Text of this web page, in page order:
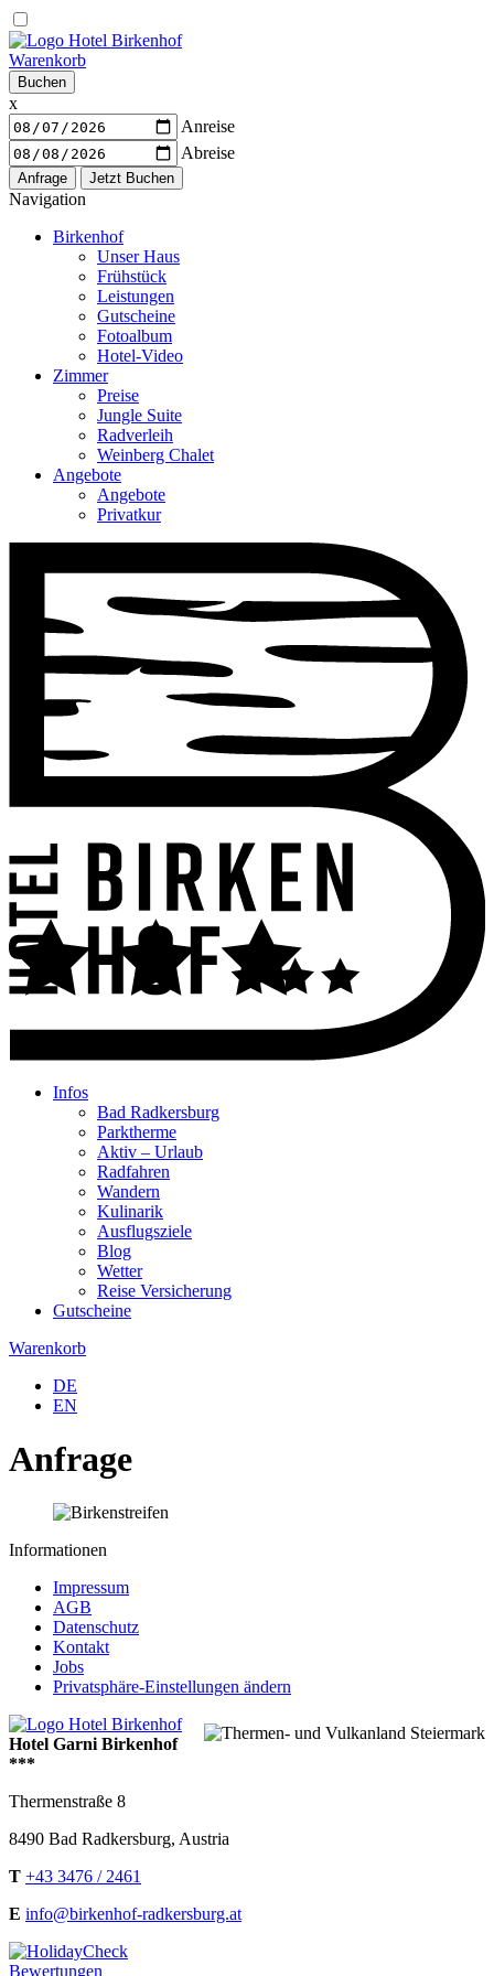
Warenkorb
Buchen
x
Anreise
Abreise
Navigation
Birkenhof
Unser Haus
Frühstück
Leistungen
Gutscheine
Fotoalbum
Hotel-Video
Zimmer
Preise
Jungle Suite
Radverleih
Weinberg Chalet
Angebote
Angebote
Privatkur
Infos
Bad Radkersburg
Parktherme
Aktiv – Urlaub
Radfahren
Wandern
Kulinarik
Ausflugsziele
Blog
Wetter
Reise Versicherung
Gutscheine
Warenkorb
DE
EN
Anfrage
Informationen
Impressum
AGB
Datenschutz
Kontakt
Jobs
Privatsphäre-Einstellungen ändern
Hotel Garni Birkenhof
***
Thermenstraße 8
8490 Bad Radkersburg, Austria
T +43 3476 / 2461
E info@birkenhof-radkersburg.at
Bewertungen